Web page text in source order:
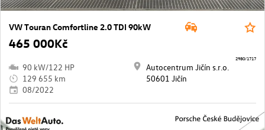
VW Touran Comfortline 2.0 TDI 90kW
465 000Kč
90 kW/122 HP
129 655 km
08/2022
Autocentrum Jičín s.r.o.
50601 Jičín
2980/1717